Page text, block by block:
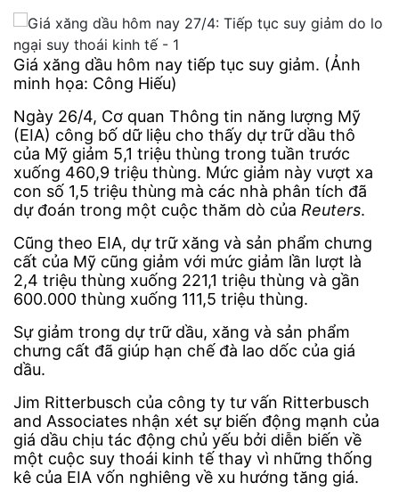
Giá xăng dầu hôm nay tiếp tục suy giảm. (Ảnh
minh họa: Công Hiếu)
Ngày 26/4, Cơ quan Thông tin năng lượng Mỹ
(EIA) công bố dữ liệu cho thấy dự trữ dầu thô
của Mỹ giảm 5,1 triệu thùng trong tuần trước
xuống 460,9 triệu thùng. Mức giảm này vượt xa
con số 1,5 triệu thùng mà các nhà phân tích đã
dự đoán trong một cuộc thăm dò của Reuters.
Cũng theo EIA, dự trữ xăng và sản phẩm chưng
cất của Mỹ cũng giảm với mức giảm lần lượt là
2,4 triệu thùng xuống 221,1 triệu thùng và gần
600.000 thùng xuống 111,5 triệu thùng.
Sự giảm trong dự trữ dầu, xăng và sản phẩm
chưng cất đã giúp hạn chế đà lao dốc của giá
dầu.
Jim Ritterbusch của công ty tư vấn Ritterbusch
and Associates nhận xét sự biến động mạnh của
giá dầu chịu tác động chủ yếu bởi diễn biến về
một cuộc suy thoái kinh tế thay vì những thống
kê của EIA vốn nghiêng về xu hướng tăng giá.